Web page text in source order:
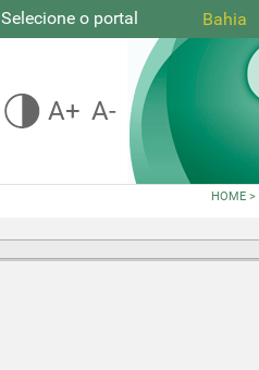
Selecione o portal Bahia
A+ A-
HOME >